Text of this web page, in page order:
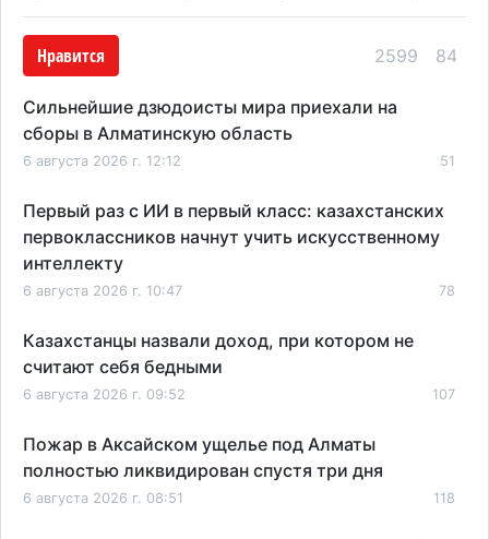
Нравится 2599 84
Сильнейшие дзюдоисты мира приехали на
сборы в Алматинскую область
6 августа 2026 г. 12:12 51
Первый раз с ИИ в первый класс: казахстанских
первоклассников начнут учить искусственному
интеллекту
6 августа 2026 г. 10:47 78
Казахстанцы назвали доход, при котором не
считают себя бедными
6 августа 2026 г. 09:52 107
Пожар в Аксайском ущелье под Алматы
полностью ликвидирован спустя три дня
6 августа 2026 г. 08:51 118